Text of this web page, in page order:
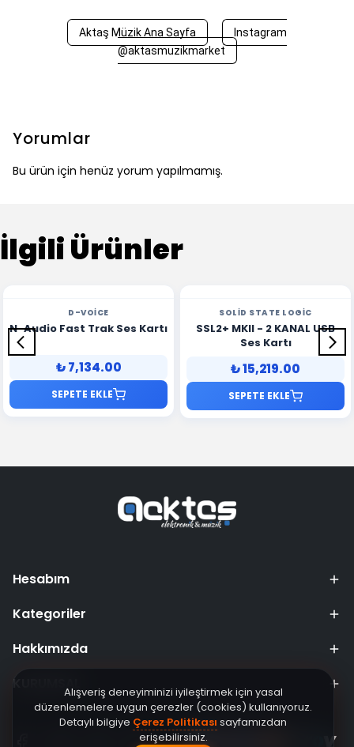
Alışveriş deneyiminizi iyileştirmek için yasal
düzenlemelere uygun çerezler (cookies) kullanıyoruz.
Detaylı bilgiye Çerez Politikası sayfamızdan
erişebilirsiniz.
Aktaş Müzik Ana Sayfa
Instagram
@aktasmuzikmarket
Yorumlar
Bu ürün için henüz yorum yapılmamış.
İlgili Ürünler
D-VOICE
N-Audio Fast Trak Ses Kartı
₺ 7,134.00
SEPETE EKLE
SOLID STATE LOGIC
SSL2+ MKII - 2 KANAL USB
Ses Kartı
₺ 15,219.00
SEPETE EKLE
Hesabım
Kategoriler
Hakkımızda
KURUMSAL